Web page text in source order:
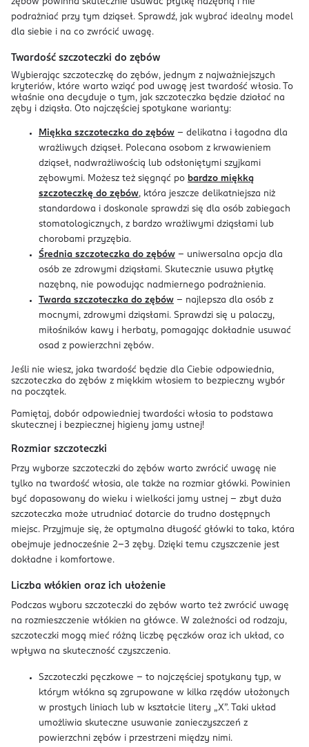
podrażniać przy tym dziąseł. Sprawdź, jak wybrać idealny model
dla siebie i na co zwrócić uwagę.
Twardość szczoteczki do zębów
Wybierając szczoteczkę do zębów, jednym z najważniejszych
kryteriów, które warto wziąć pod uwagę jest twardość włosia. To
właśnie ona decyduje o tym, jak szczoteczka będzie działać na
zęby i dziąsła. Oto najczęściej spotykane warianty:
Miękka szczoteczka do zębów – delikatna i łagodna dla
wrażliwych dziąseł. Polecana osobom z krwawieniem
dziąseł, nadwrażliwością lub odsłoniętymi szyjkami
zębowymi. Możesz też sięgnąć po bardzo miękką
szczoteczkę do zębów, która jeszcze delikatniejsza niż
standardowa i doskonale sprawdzi się dla osób zabiegach
stomatologicznych, z bardzo wrażliwymi dziąsłami lub
chorobami przyzębia.
Średnia szczoteczka do zębów – uniwersalna opcja dla
osób ze zdrowymi dziąsłami. Skutecznie usuwa płytkę
nazębną, nie powodując nadmiernego podrażnienia.
Twarda szczoteczka do zębów – najlepsza dla osób z
mocnymi, zdrowymi dziąsłami. Sprawdzi się u palaczy,
miłośników kawy i herbaty, pomagając dokładnie usuwać
osad z powierzchni zębów.
Jeśli nie wiesz, jaka twardość będzie dla Ciebie odpowiednia,
szczoteczka do zębów z miękkim włosiem to bezpieczny wybór
na początek.
Pamiętaj, dobór odpowiedniej twardości włosia to podstawa
skutecznej i bezpiecznej higieny jamy ustnej!
Rozmiar szczoteczki
Przy wyborze szczoteczki do zębów warto zwrócić uwagę nie
tylko na twardość włosia, ale także na rozmiar główki. Powinien
być dopasowany do wieku i wielkości jamy ustnej – zbyt duża
szczoteczka może utrudniać dotarcie do trudno dostępnych
miejsc. Przyjmuje się, że optymalna długość główki to taka, która
obejmuje jednocześnie 2–3 zęby. Dzięki temu czyszczenie jest
dokładne i komfortowe.
Liczba włókien oraz ich ułożenie
Podczas wyboru szczoteczki do zębów warto też zwrócić uwagę
na rozmieszczenie włókien na główce. W zależności od rodzaju,
szczoteczki mogą mieć różną liczbę pęczków oraz ich układ, co
wpływa na skuteczność czyszczenia.
Szczoteczki pęczkowe – to najczęściej spotykany typ, w
którym włókna są zgrupowane w kilka rzędów ułożonych
w prostych liniach lub w kształcie litery „X”. Taki układ
umożliwia skuteczne usuwanie zanieczyszczeń z
powierzchni zębów i przestrzeni między nimi.